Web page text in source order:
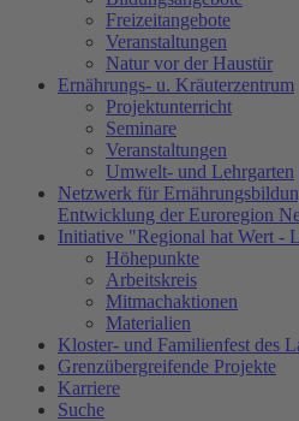
Freizeitangebote
Veranstaltungen
Natur vor der Haustür
Ernährungs- u. Kräuterzentrum
Projektunterricht
Seminare
Veranstaltungen
Umwelt- und Lehrgarten
Netzwerk für
Entwicklung der Euroregion
Initiative "Regional hat Wert -
Höhepunkte
Arbeitskreis
Mitmachaktionen
Materialien
Kloster- und Familienfest des
Grenzübergreifende Projekte
Karriere
Suche